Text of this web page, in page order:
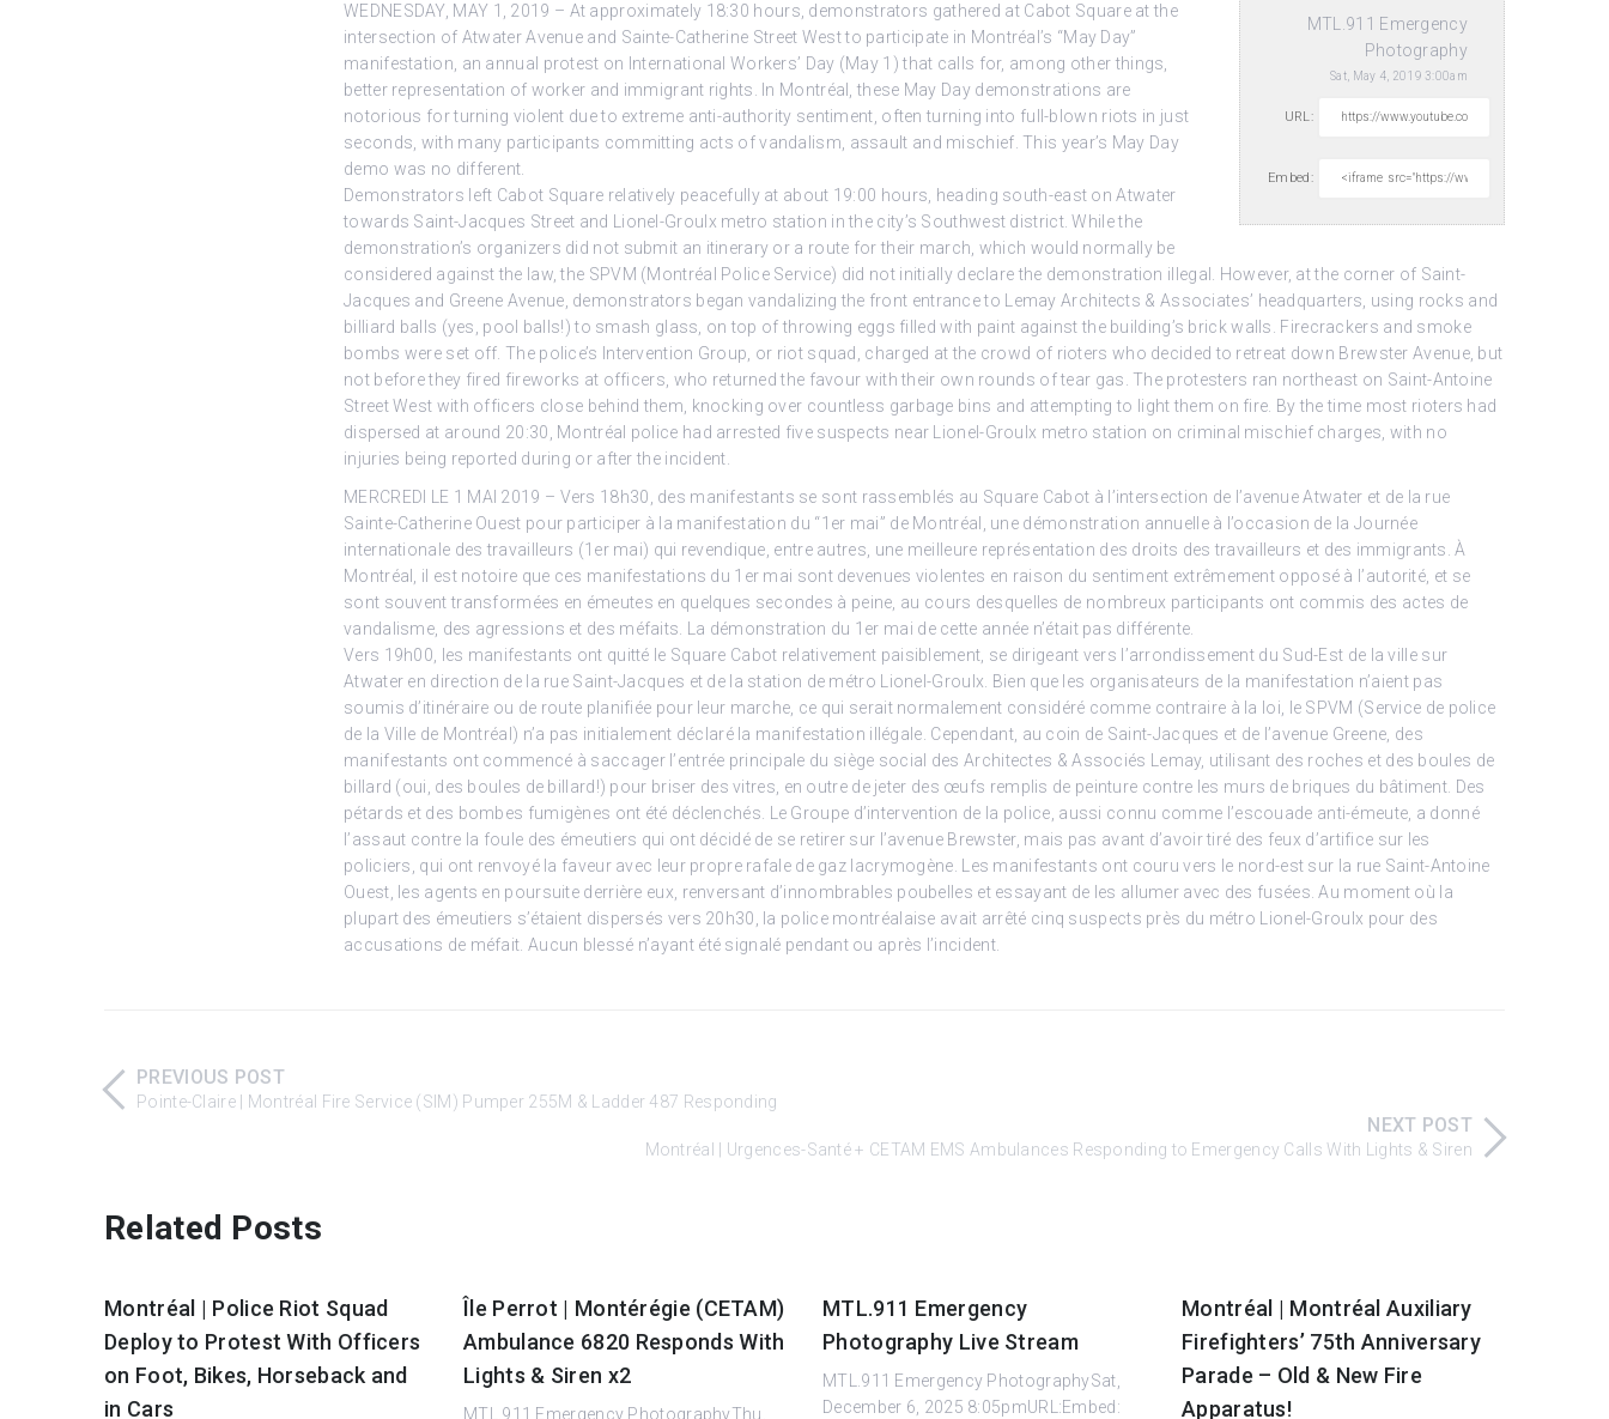
MTL.911 Emergency
Photography
Sat, May 4, 2019 3:00am
URL:
Embed:
WEDNESDAY, MAY 1, 2019 – At approximately 18:30 hours, demonstrators gathered at Cabot Square at the
intersection of Atwater Avenue and Sainte-Catherine Street West to participate in Montréal’s “May Day”
manifestation, an annual protest on International Workers’ Day (May 1) that calls for, among other things,
better representation of worker and immigrant rights. In Montréal, these May Day demonstrations are
notorious for turning violent due to extreme anti-authority sentiment, often turning into full-blown riots in just
seconds, with many participants committing acts of vandalism, assault and mischief. This year’s May Day
demo was no different.
Demonstrators left Cabot Square relatively peacefully at about 19:00 hours, heading south-east on Atwater
towards Saint-Jacques Street and Lionel-Groulx metro station in the city’s Southwest district. While the
demonstration’s organizers did not submit an itinerary or a route for their march, which would normally be
considered against the law, the SPVM (Montréal Police Service) did not initially declare the demonstration illegal. However, at the corner of Saint-
Jacques and Greene Avenue, demonstrators began vandalizing the front entrance to Lemay Architects & Associates’ headquarters, using rocks and
billiard balls (yes, pool balls!) to smash glass, on top of throwing eggs filled with paint against the building’s brick walls. Firecrackers and smoke
bombs were set off. The police’s Intervention Group, or riot squad, charged at the crowd of rioters who decided to retreat down Brewster Avenue, but
not before they fired fireworks at officers, who returned the favour with their own rounds of tear gas. The protesters ran northeast on Saint-Antoine
Street West with officers close behind them, knocking over countless garbage bins and attempting to light them on fire. By the time most rioters had
dispersed at around 20:30, Montréal police had arrested five suspects near Lionel-Groulx metro station on criminal mischief charges, with no
injuries being reported during or after the incident.
MERCREDI LE 1 MAI 2019 – Vers 18h30, des manifestants se sont rassemblés au Square Cabot à l’intersection de l’avenue Atwater et de la rue
Sainte-Catherine Ouest pour participer à la manifestation du “1er mai” de Montréal, une démonstration annuelle à l’occasion de la Journée
internationale des travailleurs (1er mai) qui revendique, entre autres, une meilleure représentation des droits des travailleurs et des immigrants. À
Montréal, il est notoire que ces manifestations du 1er mai sont devenues violentes en raison du sentiment extrêmement opposé à l’autorité, et se
sont souvent transformées en émeutes en quelques secondes à peine, au cours desquelles de nombreux participants ont commis des actes de
vandalisme, des agressions et des méfaits. La démonstration du 1er mai de cette année n’était pas différente.
Vers 19h00, les manifestants ont quitté le Square Cabot relativement paisiblement, se dirigeant vers l’arrondissement du Sud-Est de la ville sur
Atwater en direction de la rue Saint-Jacques et de la station de métro Lionel-Groulx. Bien que les organisateurs de la manifestation n’aient pas
soumis d’itinéraire ou de route planifiée pour leur marche, ce qui serait normalement considéré comme contraire à la loi, le SPVM (Service de police
de la Ville de Montréal) n’a pas initialement déclaré la manifestation illégale. Cependant, au coin de Saint-Jacques et de l’avenue Greene, des
manifestants ont commencé à saccager l’entrée principale du siège social des Architectes & Associés Lemay, utilisant des roches et des boules de
billard (oui, des boules de billard!) pour briser des vitres, en outre de jeter des œufs remplis de peinture contre les murs de briques du bâtiment. Des
pétards et des bombes fumigènes ont été déclenchés. Le Groupe d’intervention de la police, aussi connu comme l’escouade anti-émeute, a donné
l’assaut contre la foule des émeutiers qui ont décidé de se retirer sur l’avenue Brewster, mais pas avant d’avoir tiré des feux d’artifice sur les
policiers, qui ont renvoyé la faveur avec leur propre rafale de gaz lacrymogène. Les manifestants ont couru vers le nord-est sur la rue Saint-Antoine
Ouest, les agents en poursuite derrière eux, renversant d’innombrables poubelles et essayant de les allumer avec des fusées. Au moment où la
plupart des émeutiers s’étaient dispersés vers 20h30, la police montréalaise avait arrêté cinq suspects près du métro Lionel-Groulx pour des
accusations de méfait. Aucun blessé n’ayant été signalé pendant ou après l’incident.
PREVIOUS POST
Pointe-Claire | Montréal Fire Service (SIM) Pumper 255M & Ladder 487 Responding
NEXT POST
Montréal | Urgences-Santé + CETAM EMS Ambulances Responding to Emergency Calls With Lights & Siren
Related Posts
Montréal | Police Riot Squad
Deploy to Protest With Officers
on Foot, Bikes, Horseback and
in Cars
Île Perrot | Montérégie (CETAM)
Ambulance 6820 Responds With
Lights & Siren x2
MTL.911 Emergency PhotographyThu,
MTL.911 Emergency
Photography Live Stream
MTL.911 Emergency PhotographySat,
December 6, 2025 8:05pmURL:Embed:
Montréal | Montréal Auxiliary
Firefighters’ 75th Anniversary
Parade – Old & New Fire
Apparatus!